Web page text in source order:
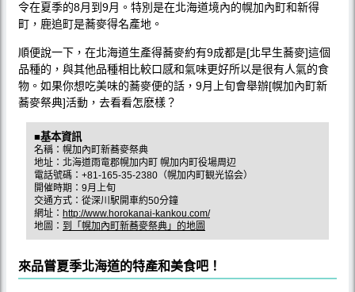
令在夏季的8月到9月。特別是在北海道境內的幌加內町和新得
町，鹿追町是蕎麥得名產地。
順便說一下，在北海道生產得蕎麥約有9成都是[北早生蕎麥]這個
品種的，與其他品種相比較口感和氣味更好所以是很有人氣的食
物。如果你想吃美味的蕎麥便的話，9月上旬會舉辦[幌加內町新
蕎麥祭典]活動，去看看怎麽樣？
■基本資訊
名稱：幌加內町新蕎麥祭典
地址：北海道雨竜郡幌加内町 幌加内町役場周辺
電話號碼：+81-165-35-2380（幌加内町観光協会）
開催時期：9月上旬
交通方式：從深川駅開車約50分鐘
網址： http://www.horokanai-kankou.com/
地圖： 到「幌加內町新蕎麥祭典」的地圖
來品嘗夏季北海道的特產和美食吧！